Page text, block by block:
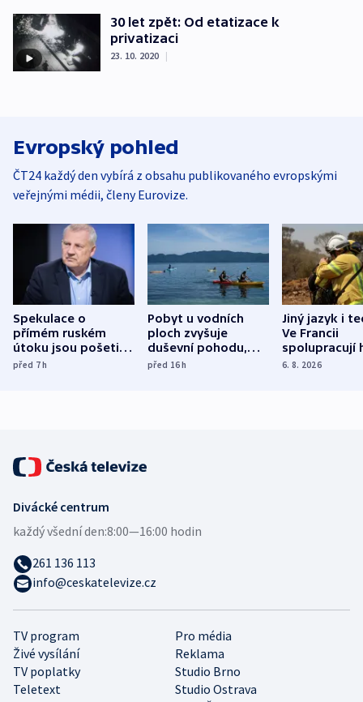
30 let zpět: Od etatizace k
privatizaci
23. 10. 2020 |
Evropský pohled
ČT24 každý den vybírá z obsahu publikovaného evropskými
veřejnými médii, členy Eurovize.
Spekulace o
přímém ruském
útoku jsou pošetilé,
míní estonský
před 7h
Pobyt u vodních
ploch zvyšuje
duševní pohodu,
ukázala
před 16h
Jiný jazyk i
Ve Francii
spolupracují
různých zemí
6. 8. 2026
TV program
Pro média
Živé vysílání
Reklama
TV poplatky
Studio Brno
Teletext
Studio Ostrava
Divácké centrum
každý všední den:8:00—16:00 hodin
261 136 113
info@ceskatelevize.cz